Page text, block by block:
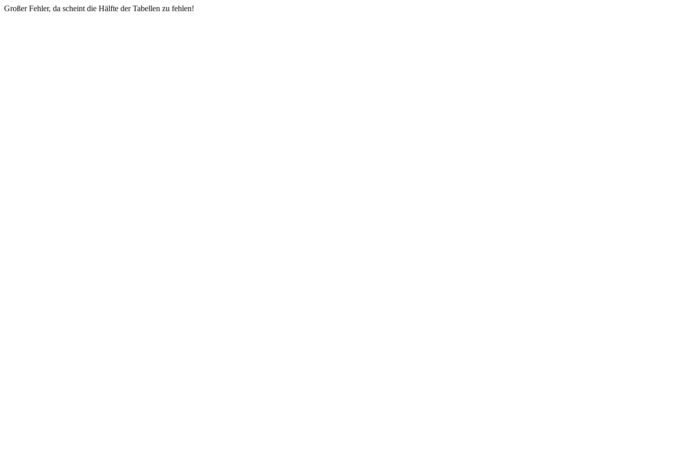
Großer Fehler, da scheint die Hälfte der Tabellen zu fehlen!